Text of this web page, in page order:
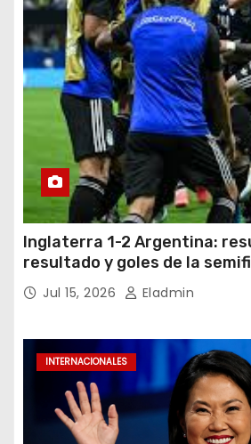
Inglaterra 1-2 Argentina:
resultado y goles de la
2026Jul 15, 2026 Eladmin
INTERNACIONALES